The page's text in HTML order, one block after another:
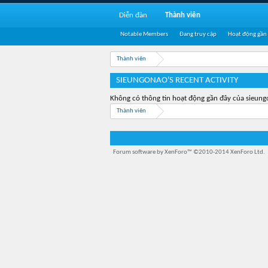
Thành viên
SIEUNGONAO'S RECENT ACTIVITY
Không có thông tin hoạt động gần đây của
Thành viên
Diễn đàn Thành viên
Notable Members Đang truy cập Hoạt động gần
Forum software by XenForo™ ©2010-2014 XenForo Ltd.